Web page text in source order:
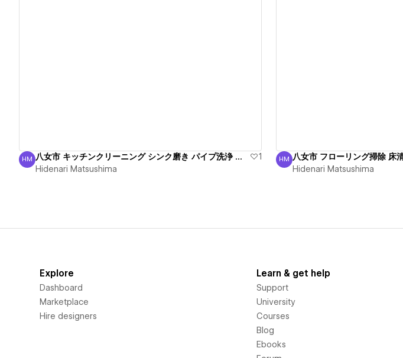
Hidenari Matsushima
HM 八女市 キッチンクリーニング シンク磨き パイプ洗浄 安心
1
Hidenari Matsushima
Hidenari Matsushima
HM
Hidenari Matsushima
Explore
Dashboard
Marketplace
Hire designers
Learn & get help
Support
University
Courses
Blog
Ebooks